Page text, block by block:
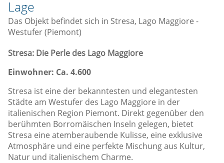
Lage
Das Objekt befindet sich in Stresa, Lago Maggiore -
Westufer (Piemont)
Stresa: Die Perle des Lago Maggiore
Einwohner: Ca. 4.600
Stresa ist eine der bekanntesten und elegantesten
Städte am Westufer des Lago Maggiore in der
italienischen Region Piemont. Direkt gegenüber den
berühmten Borromäischen Inseln gelegen, bietet
Stresa eine atemberaubende Kulisse, eine exklusive
Atmosphäre und eine perfekte Mischung aus Kultur,
Natur und italienischem Charme.